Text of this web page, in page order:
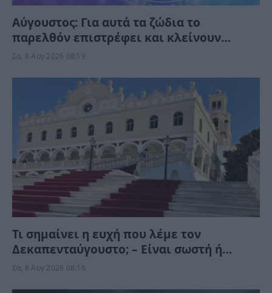
Αύγουστος: Για αυτά τα ζώδια το
παρελθόν επιστρέφει και κλείνουν
παλιοί κύκλοι το επόμενο διάστημα
Σα, 8 Αυγ 2026 08:19
Τι σημαίνει η ευχή που λέμε τον
Δεκαπενταύγουστο; – Είναι σωστή ή
λάθος;
Σα, 8 Αυγ 2026 08:16